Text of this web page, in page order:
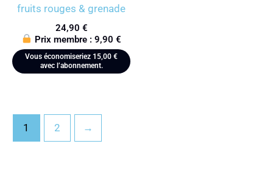
fruits rouges & grenade
24,90 €
Prix membre : 9,90 €
Vous économiseriez 15,00 €
avec l’abonnement.
1 2 →